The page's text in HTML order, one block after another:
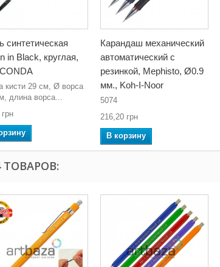
синтетическая
in Black, круглая,
кисти 29 см, Ø ворса
длина ворса...
Карандаш механический
автоматический с
резинкой, Mephisto, Ø0.9
мм., Koh-I-Noor
5074
216,20 грн
В корзину
ТОВАРОВ: